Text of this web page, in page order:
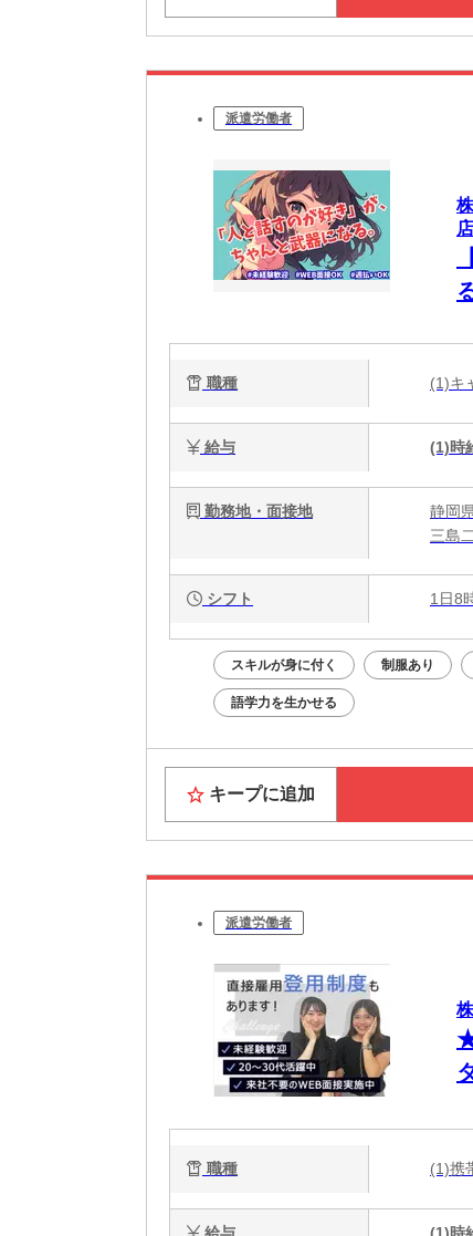
派遣労働者
職種 (1)キ
給与 (1)時
勤務地・面接地
静岡
三島
シフト 1日8
スキルが身に付く 制服あり
語学力を生かせる
キープに追加
派遣労働者
職種 (1)携